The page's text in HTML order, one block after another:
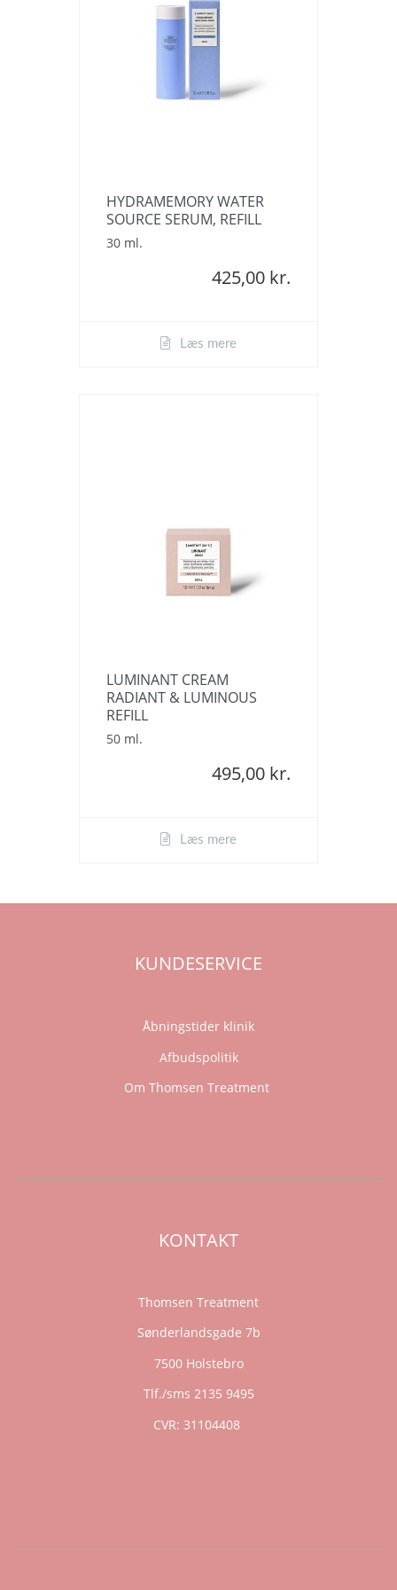
HYDRAMEMORY WATER
SOURCE SERUM, REFILL
30 ml.
425,00 kr.
Læs mere
LUMINANT CREAM
RADIANT & LUMINOUS
REFILL
50 ml.
495,00 kr.
Læs mere
KUNDESERVICE
Åbningstider klinik
Afbudspolitik
Om Thomsen Treatment
KONTAKT
Thomsen Treatment
Sønderlandsgade 7b
7500 Holstebro
Tlf./sms 2135 9495
CVR: 31104408